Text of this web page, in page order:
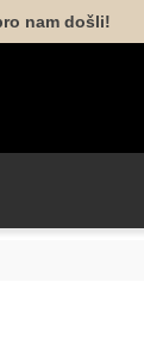
nam došli!